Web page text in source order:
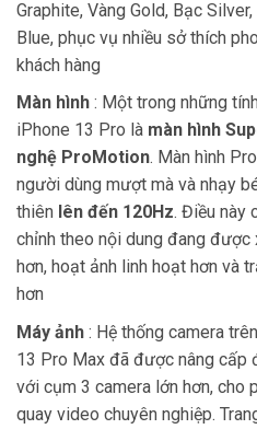
Graphite, Vàng Gold, Bạc
Blue, phục vụ nhiều sở thích
khách hàng
Màn hình : Một trong những
iPhone 13 Pro là màn hình
nghệ ProMotion. Màn hình
người dùng mượt mà và nhạy
thiên lên đến 120Hz. Điều này
chỉnh theo nội dung đang
hơn, hoạt ảnh linh hoạt hơn và
hơn
Máy ảnh : Hệ thống camera
13 Pro Max đã được nâng cấp
với cụm 3 camera lớn hơn, cho
quay video chuyên nghiệp.